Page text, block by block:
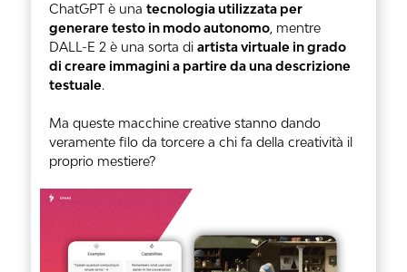
ChatGPT è una tecnologia utilizzata per
generare testo in modo autonomo, mentre
DALL-E 2 è una sorta di artista virtuale in grado
di creare immagini a partire da una descrizione
testuale.
Ma queste macchine creative stanno dando
veramente filo da torcere a chi fa della creatività il
proprio mestiere?